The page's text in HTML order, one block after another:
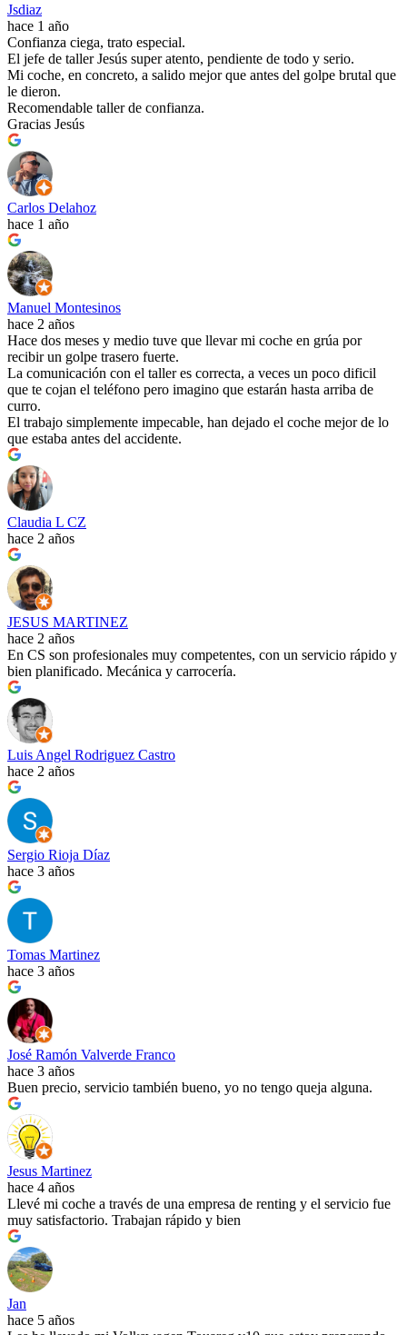
Jsdiaz
hace 1 año
Confianza ciega, trato especial.
El jefe de taller Jesús super atento, pendiente de todo y serio.
Mi coche, en concreto, a salido mejor que antes del golpe brutal que
le dieron.
Recomendable taller de confianza.
Gracias Jesús
Carlos Delahoz
hace 1 año
Manuel Montesinos
hace 2 años
Hace dos meses y medio tuve que llevar mi coche en grúa por
recibir un golpe trasero fuerte.
La comunicación con el taller es correcta, a veces un poco dificil
que te cojan el teléfono pero imagino que estarán hasta arriba de
curro.
El trabajo simplemente impecable, han dejado el coche mejor de lo
que estaba antes del accidente.
Claudia L CZ
hace 2 años
JESUS MARTINEZ
hace 2 años
En CS son profesionales muy competentes, con un servicio rápido y
bien planificado. Mecánica y carrocería.
Luis Angel Rodriguez Castro
hace 2 años
Sergio Rioja Díaz
hace 3 años
Tomas Martinez
hace 3 años
José Ramón Valverde Franco
hace 3 años
Buen precio, servicio también bueno, yo no tengo queja alguna.
Jesus Martinez
hace 4 años
Llevé mi coche a través de una empresa de renting y el servicio fue
muy satisfactorio. Trabajan rápido y bien
Jan
hace 5 años